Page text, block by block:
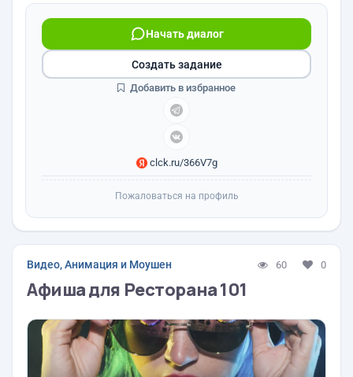
Начать диалог
clck.ru/366V7g
Создать задание
Добавить в избранное
Пожаловаться на профиль
Видео, Анимация и Моушен 60 0
Афиша для Ресторана 101